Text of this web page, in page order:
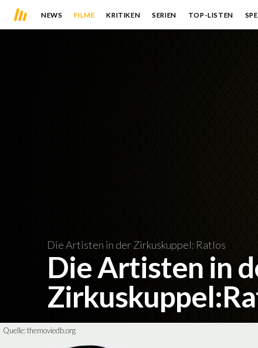
NEWS FILME KRITIKEN SERIEN TOP-LISTEN
Die Artisten in der Zirkuskuppel: Ratlos
Die Artisten in
Quelle:themoviedb.org